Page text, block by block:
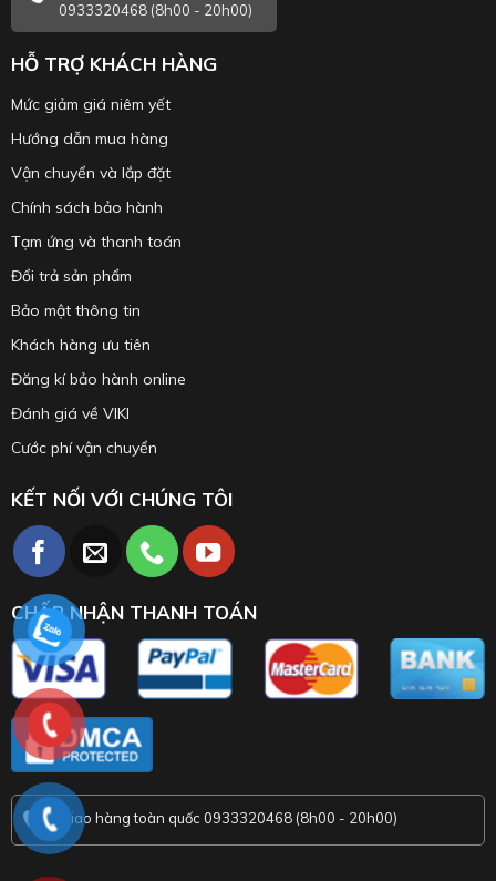
0933320468 (8h00 - 20h00)
HỖ TRỢ KHÁCH HÀNG
Mức giảm giá niêm yết
Hướng dẫn mua hàng
Vận chuyển và lắp đặt
Chính sách bảo hành
Tạm ứng và thanh toán
Đổi trả sản phẩm
Bảo mật thông tin
Khách hàng ưu tiên
Đăng kí bảo hành online
Đánh giá về VIKI
Cước phí vận chuyển
KẾT NỐI VỚI CHÚNG TÔI
CHẤP NHẬN THANH TOÁN
Giao hàng toàn quốc 0933320468 (8h00 - 20h00)